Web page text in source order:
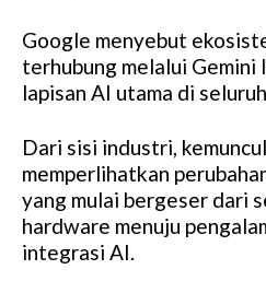
Google menyebut
terhubung melalui
lapisan AI utama di
Dari sisi industri,
memperlihatkan
yang mulai bergeser dari
hardware menuju
integrasi AI.